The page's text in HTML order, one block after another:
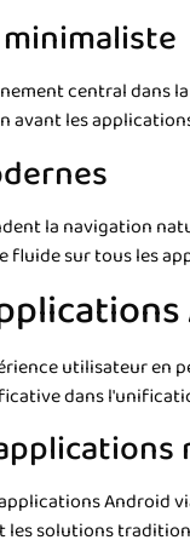
central
les
la navigation
sur tous les
utilisateur
dans
Android
solutions